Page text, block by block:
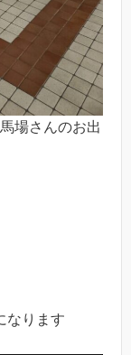
場さんのお出
なります